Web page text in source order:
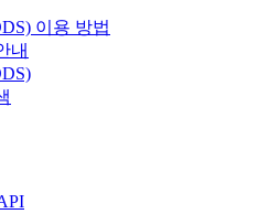
이용 방법
내